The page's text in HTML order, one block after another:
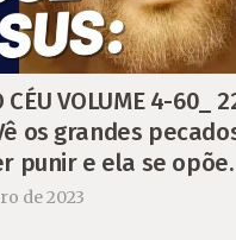
CÉU VOLUME 4-60_
os grandes
punir e ela se opõe.
de 2023